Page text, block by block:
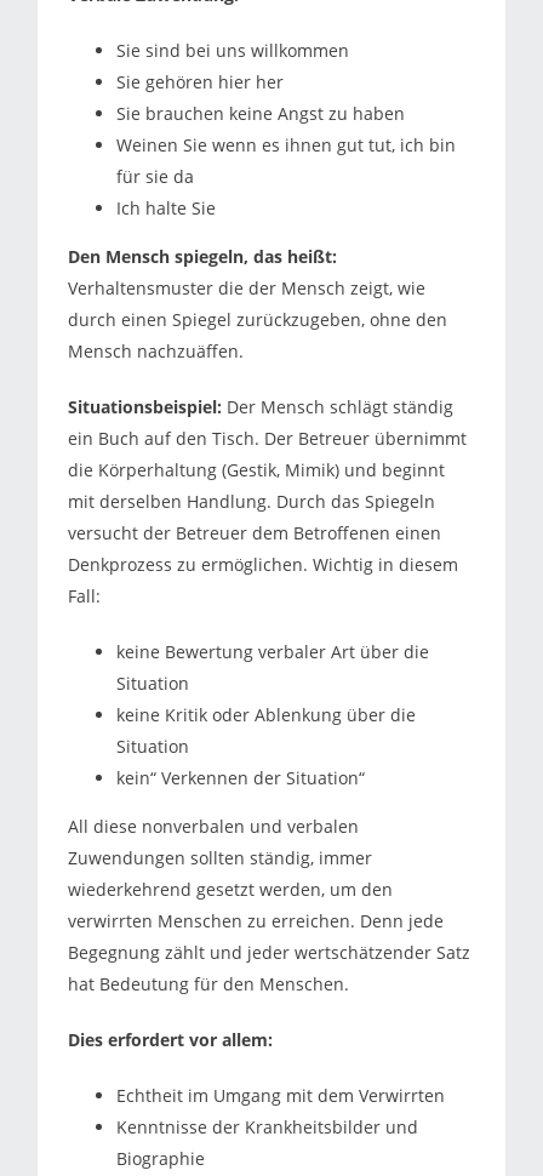
Sie sind bei uns willkommen
Sie gehören hier her
Sie brauchen keine Angst zu haben
Weinen Sie wenn es ihnen gut tut, ich bin
für sie da
Ich halte Sie
Den Mensch spiegeln, das heißt:
Verhaltensmuster die der Mensch zeigt, wie
durch einen Spiegel zurückzugeben, ohne den
Mensch nachzuäffen.
Situationsbeispiel: Der Mensch schlägt ständig
ein Buch auf den Tisch. Der Betreuer übernimmt
die Körperhaltung (Gestik, Mimik) und beginnt
mit derselben Handlung. Durch das Spiegeln
versucht der Betreuer dem Betroffenen einen
Denkprozess zu ermöglichen. Wichtig in diesem
Fall:
keine Bewertung verbaler Art über die
Situation
keine Kritik oder Ablenkung über die
Situation
kein“ Verkennen der Situation“
All diese nonverbalen und verbalen
Zuwendungen sollten ständig, immer
wiederkehrend gesetzt werden, um den
verwirrten Menschen zu erreichen. Denn jede
Begegnung zählt und jeder wertschätzender Satz
hat Bedeutung für den Menschen.
Dies erfordert vor allem:
Echtheit im Umgang mit dem Verwirrten
Kenntnisse der Krankheitsbilder und
Biographie